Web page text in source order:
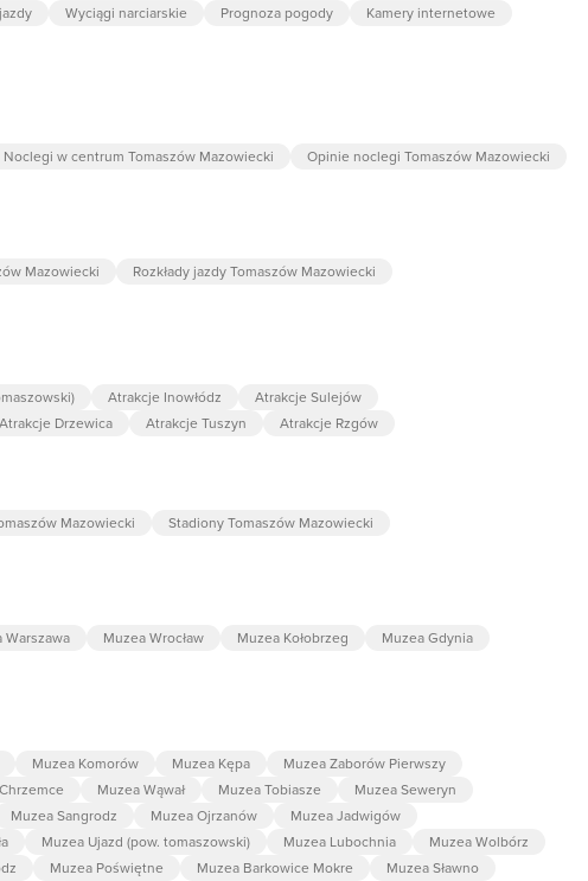
Wyciągi narciarskie Prognoza pogody Kamery internetowe
Noclegi w centrum Tomaszów Mazowiecki
Opinie noclegi Tomaszów Mazowiecki
Mazowiecki
Rozkłady jazdy Tomaszów Mazowiecki
Atrakcje Inowłódz
Atrakcje Sulejów
Atrakcje Drzewica Atrakcje Tuszyn Atrakcje Rzgów
Mazowiecki
Stadiony Tomaszów Mazowiecki
Warszawa Muzea Wrocław Muzea Kołobrzeg
Muzea Gdynia
Muzea Komorów Muzea Kępa
Muzea Zaborów Pierwszy
Muzea Wąwał Muzea Tobiasze
Muzea Seweryn
Muzea Sangrodz Muzea Ojrzanów
Muzea Jadwigów
Muzea Ujazd (pow. tomaszowski) Muzea Lubochnia
Muzea Wolbórz
Muzea Poświętne Muzea Barkowice Mokre
Muzea Sławno